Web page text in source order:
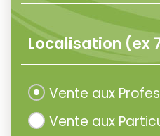
Vente aux
Vente aux